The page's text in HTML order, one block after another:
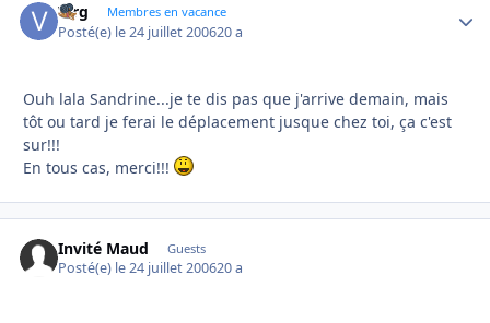
Virg Membres en vacance
Posté(e) le 24 juillet 200620 a
Ouh lala Sandrine...je te dis pas que j'arrive demain, mais
tôt ou tard je ferai le déplacement jusque chez toi, ça c'est
sur!!!
En tous cas, merci!!!
Invité Maud Guests
Posté(e) le 24 juillet 200620 a